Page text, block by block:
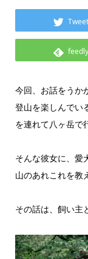
Tweet
feedly
今回、お話をうか
登山を楽しんでい
を連れて八ヶ岳で
そんな彼女に、愛
山のあれこれを教
その話は、飼い主